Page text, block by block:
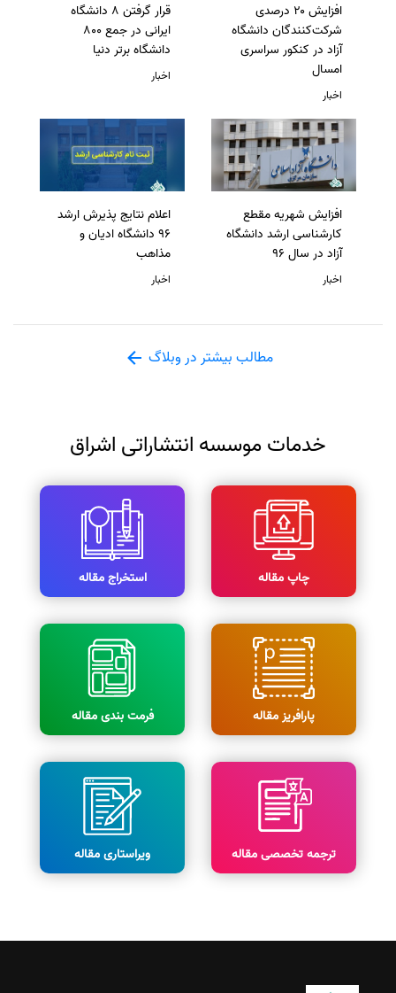
افزایش ۲۰ درصدی
شرکت‌کنندگان دانشگاه
آزاد در کنکور سراسری
امسال
اخبار
قرار گرفتن 8 دانشگاه
ایرانی در جمع 800
دانشگاه برتر دنیا
اخبار
افزایش شهریه مقطع
کارشناسی ارشد دانشگاه
آزاد در سال 96
اخبار
اعلام نتایج پذیرش ارشد
96 دانشگاه ادیان و
مذاهب
اخبار
مطالب بیشتر در وبلاگ
خدمات موسسه انتشاراتی اشراق
چاپ مقاله استخراج مقاله
پارافریز مقاله فرمت بندی مقاله
ترجمه تخصصی مقاله ویراستاری مقاله